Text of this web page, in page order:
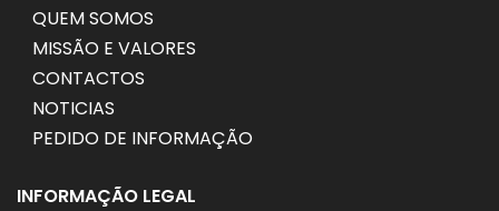
QUEM SOMOS
MISSÃO E VALORES
CONTACTOS
NOTICIAS
PEDIDO DE INFORMAÇÃO
INFORMAÇÃO LEGAL